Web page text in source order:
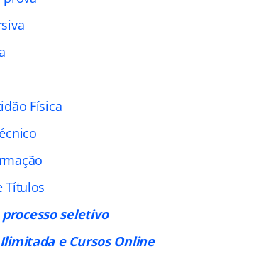
Física
Títulos
seletivo
e Cursos Online